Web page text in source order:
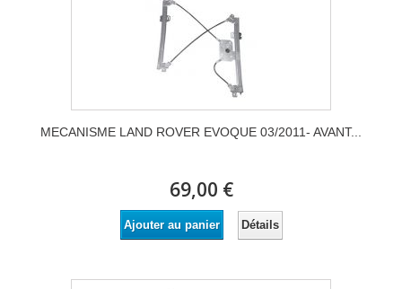
MECANISME LAND ROVER EVOQUE 03/2011- AVANT...
69,00 €
Ajouter au panier Détails